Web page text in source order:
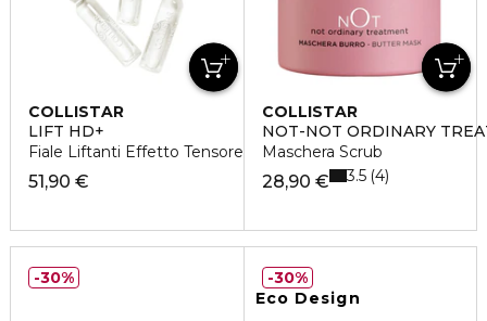
COLLISTAR
LIFT HD+
Fiale Liftanti Effetto Tensore Immediato
51,90 €
COLLISTAR
NOT-NOT ORDINARY
Maschera Scrub
28,90 € 3.5 4
30%
Eco Design
30%